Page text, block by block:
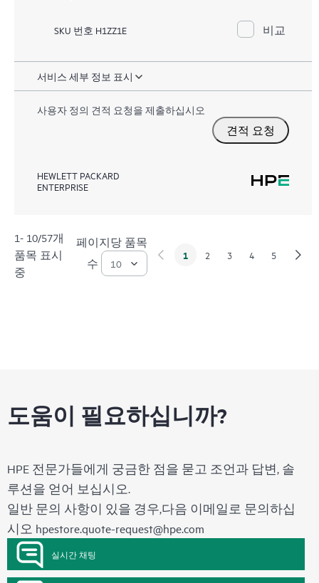
SKU 번호 H1ZZ1E 비교
서비스 세부 정보 표시
사용자 정의 견적 요청을 제출하십시오
견적 요청
HEWLETT PACKARD
ENTERPRISE
1- 10/57개
품목 표시
중
페이지당 품목
수
1 2 3 4 5
도움이 필요하십니까?
HPE 전문가들에게 궁금한 점을 묻고 조언과 답변, 솔
루션을 얻어 보십시오.
일반 문의 사항이 있을 경우,다음 이메일로 문의하십
시오 hpestore.quote-request@hpe.com
실시간 채팅